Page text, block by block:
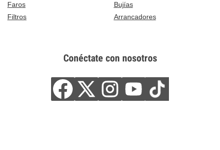
Faros
Bujías
Filtros
Arrancadores
Conéctate con nosotros